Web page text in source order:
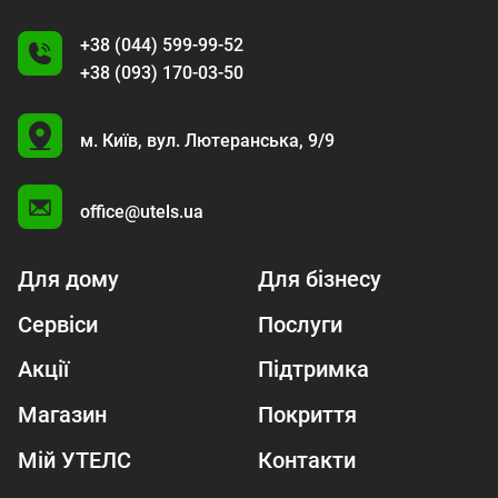
+38 (044) 599-99-52
+38 (093) 170-03-50
U
м. Київ, вул. Лютеранська, 9/9
office@utels.ua
Для дому
Для бізнесу
Сервіси
Послуги
Акції
Підтримка
Магазин
Покриття
Мій УТЕЛС
Контакти